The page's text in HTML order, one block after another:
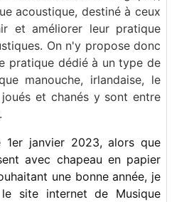
acoustique, destiné à ceux
et améliorer leur pratique
On n'y propose donc
pratique dédié à un type de
manouche, irlandaise, le
et chanés y sont entre
1er janvier 2023, alors que
avec chapeau en papier
une bonne année, je
site internet de Musique